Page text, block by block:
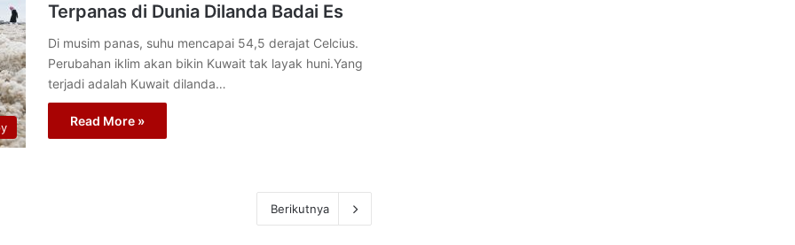
Terpanas di Dunia Dilanda Badai Es
Di musim panas, suhu mencapai 54,5 derajat Celcius.
Perubahan iklim akan bikin Kuwait tak layak huni.Yang
terjadi adalah Kuwait dilanda…
Read More »
Berikutnya